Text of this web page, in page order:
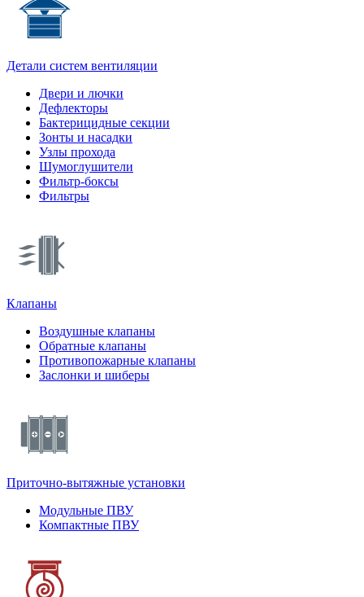
Детали систем вентиляции
Двери и лючки
Дефлекторы
Бактерицидные секции
Зонты и насадки
Узлы прохода
Шумоглушители
Фильтр-боксы
Фильтры
Клапаны
Воздушные клапаны
Обратные клапаны
Противопожарные клапаны
Заслонки и шиберы
Приточно-вытяжные установки
Модульные ПВУ
Компактные ПВУ